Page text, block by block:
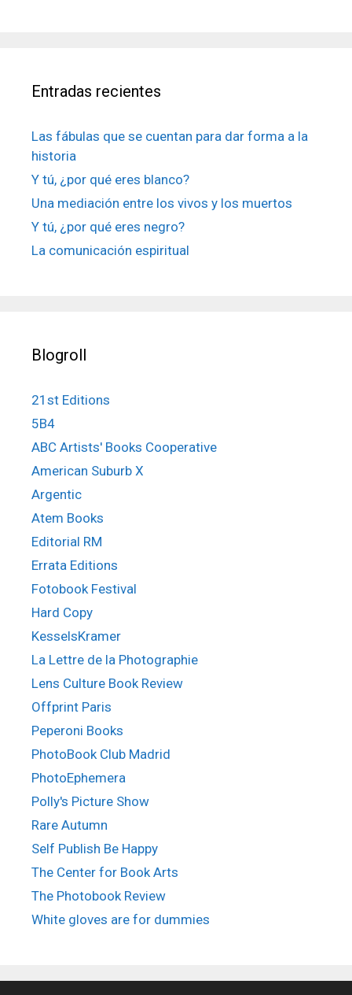
Entradas recientes
Las fábulas que se cuentan para dar forma a la
historia
Y tú, ¿por qué eres blanco?
Una mediación entre los vivos y los muertos
Y tú, ¿por qué eres negro?
La comunicación espiritual
Blogroll
21st Editions
5B4
ABC Artists' Books Cooperative
American Suburb X
Argentic
Atem Books
Editorial RM
Errata Editions
Fotobook Festival
Hard Copy
KesselsKramer
La Lettre de la Photographie
Lens Culture Book Review
Offprint Paris
Peperoni Books
PhotoBook Club Madrid
PhotoEphemera
Polly's Picture Show
Rare Autumn
Self Publish Be Happy
The Center for Book Arts
The Photobook Review
White gloves are for dummies